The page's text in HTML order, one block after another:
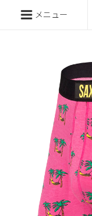
メニュー